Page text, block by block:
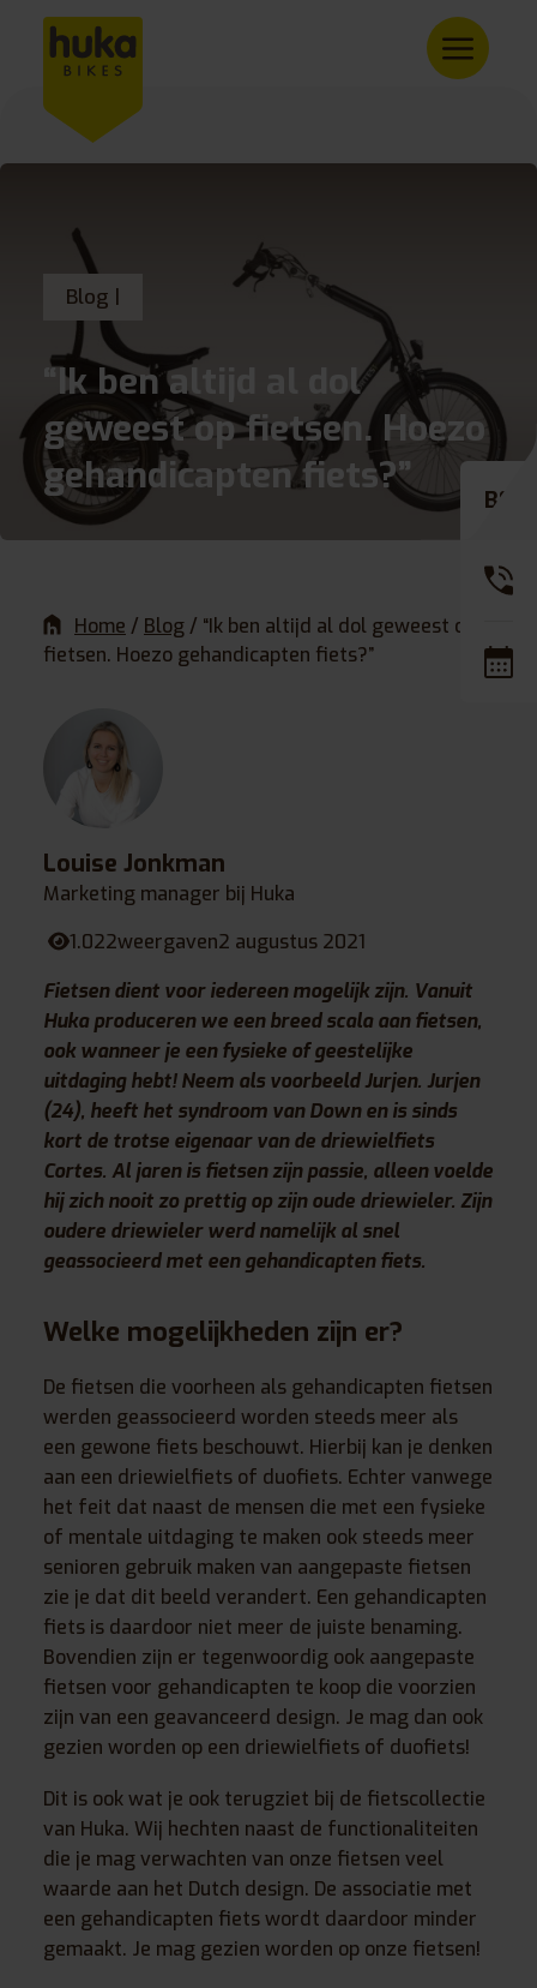
Blog |
“Ik ben altijd al dol
geweest op fietsen. Hoezo
gehandicapten fiets?”
Home / Blog / “Ik ben altijd al dol geweest op
fietsen. Hoezo gehandicapten fiets?”
Louise Jonkman
Marketing manager bij Huka
1.022weergaven2 augustus 2021
Fietsen dient voor iedereen mogelijk zijn. Vanuit
Huka produceren we een breed scala aan fietsen,
ook wanneer je een fysieke of geestelijke
uitdaging hebt! Neem als voorbeeld Jurjen. Jurjen
(24), heeft het syndroom van Down en is sinds
kort de trotse eigenaar van de driewielfiets
Cortes. Al jaren is fietsen zijn passie, alleen voelde
hij zich nooit zo prettig op zijn oude driewieler. Zijn
oudere driewieler werd namelijk al snel
geassocieerd met een gehandicapten fiets.
Welke mogelijkheden zijn er?
De fietsen die voorheen als gehandicapten fietsen
werden geassocieerd worden steeds meer als
een gewone fiets beschouwt. Hierbij kan je denken
aan een driewielfiets of duofiets. Echter vanwege
het feit dat naast de mensen die met een fysieke
of mentale uitdaging te maken ook steeds meer
senioren gebruik maken van aangepaste fietsen
zie je dat dit beeld verandert. Een gehandicapten
fiets is daardoor niet meer de juiste benaming.
Bovendien zijn er tegenwoordig ook aangepaste
fietsen voor gehandicapten te koop die voorzien
zijn van een geavanceerd design. Je mag dan ook
gezien worden op een driewielfiets of duofiets!
Dit is ook wat je ook terugziet bij de fietscollectie
van Huka. Wij hechten naast de functionaliteiten
die je mag verwachten van onze fietsen veel
waarde aan het Dutch design. De associatie met
een gehandicapten fiets wordt daardoor minder
gemaakt. Je mag gezien worden op onze fietsen!
BE